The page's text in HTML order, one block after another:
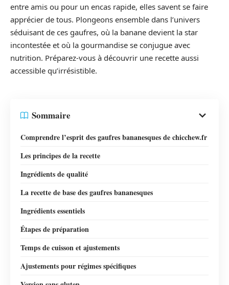
entre amis ou pour un encas rapide, elles savent se faire
apprécier de tous. Plongeons ensemble dans l’univers
séduisant de ces gaufres, où la banane devient la star
incontestée et où la gourmandise se conjugue avec
nutrition. Préparez-vous à découvrir une recette aussi
accessible qu’irrésistible.
Sommaire
Comprendre l’esprit des gaufres bananesques de chicchew.fr
Les principes de la recette
Ingrédients de qualité
La recette de base des gaufres bananesques
Ingrédients essentiels
Étapes de préparation
Temps de cuisson et ajustements
Ajustements pour régimes spécifiques